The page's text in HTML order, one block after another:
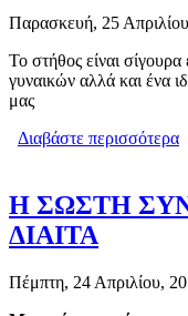
Παρασκευή, 25
Το στήθος είναι
γυναικών αλλά και ένα
μας
Διαβάστε περισσότερα
H ΣΩΣΤΗ
ΔΙΑΙΤΑ
Πέμπτη, 24 Απριλίου,